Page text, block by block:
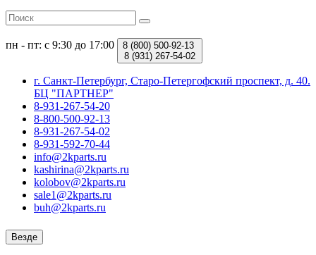
пн - пт: с 9:30 до 17:00 8 (800) 500-92-13
8 (931) 267-54-02
г. Санкт-Петербург, Старо-Петергофский проспект, д. 40.
БЦ "ПАРТНЕР"
8-931-267-54-20
8-800-500-92-13
8-931-267-54-02
8-931-592-70-44
info@2kparts.ru
kashirina@2kparts.ru
kolobov@2kparts.ru
sale1@2kparts.ru
buh@2kparts.ru
Везде